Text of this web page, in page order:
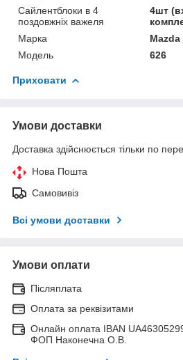
Сайлентблоки в 4
поздовжніх важеля
4шт
Марка
Mazda
Модель
626
Приховати
Умови доставки
Доставка здійснюється тільки по
Нова Пошта
Самовивіз
Всі умови доставки
Умови оплати
Післяплата
Оплата за реквізитами
Онлайн оплата IBAN
ФОП Наконечна О.В.